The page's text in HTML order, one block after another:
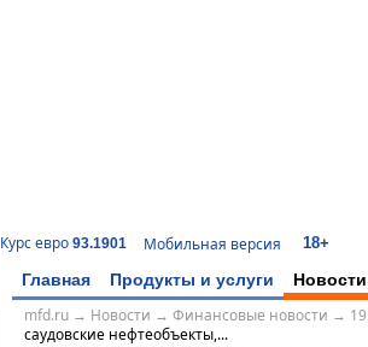
Курс евро 93.1901 Мобильная версия 18+
Главная Продукты и услуги Новости
mfd.ru→ Новости → Финансовые новости →
саудовские нефтеобъекты,...